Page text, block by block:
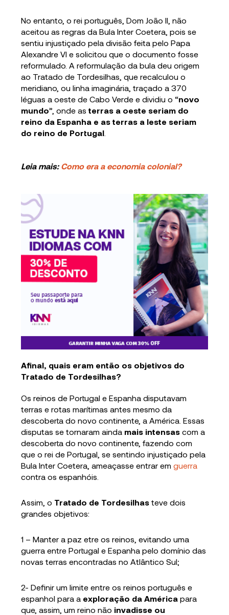
No entanto, o rei português, Dom João II, não
aceitou as regras da Bula Inter Coetera, pois se
sentiu injustiçado pela divisão feita pelo Papa
Alexandre VI e solicitou que o documento fosse
reformulado. A reformulação da bula deu origem
ao Tratado de Tordesilhas, que recalculou o
meridiano, ou linha imaginária, traçado a 370
léguas a oeste de Cabo Verde e dividiu o “novo
mundo”, onde asterras a oeste seriam do
reino da Espanha e as terras a leste seriam
do reino de Portugal
Leia mais: Como era a economia colonial?
Afinal, quais eram então os objetivos do
Tratado de Tordesilhas?
Os reinos de Portugal e Espanha disputavam
terras e rotas marítimas antes mesmo da
descoberta do novo continente, a América. Essas
disputas se tornaram ainda mais intensas com a
descoberta do novo continente, fazendo com
que o rei de Portugal, se sentindo injustiçado pela
Bula Inter Coetera, ameaçasse entrar emguerra
contra os espanhóis.
Assim, o Tratado de Tordesilhas teve dois
grandes objetivos:
1 – Manter a paz etre os reinos, evitando uma
guerra entre Portugal e Espanha pelo domínio das
novas terras encontradas no Atlântico Sul;
2- Definir um limite entre os reinos português e
espanhol para a exploração da Américapara
que, assim, um reino não invadisse ou